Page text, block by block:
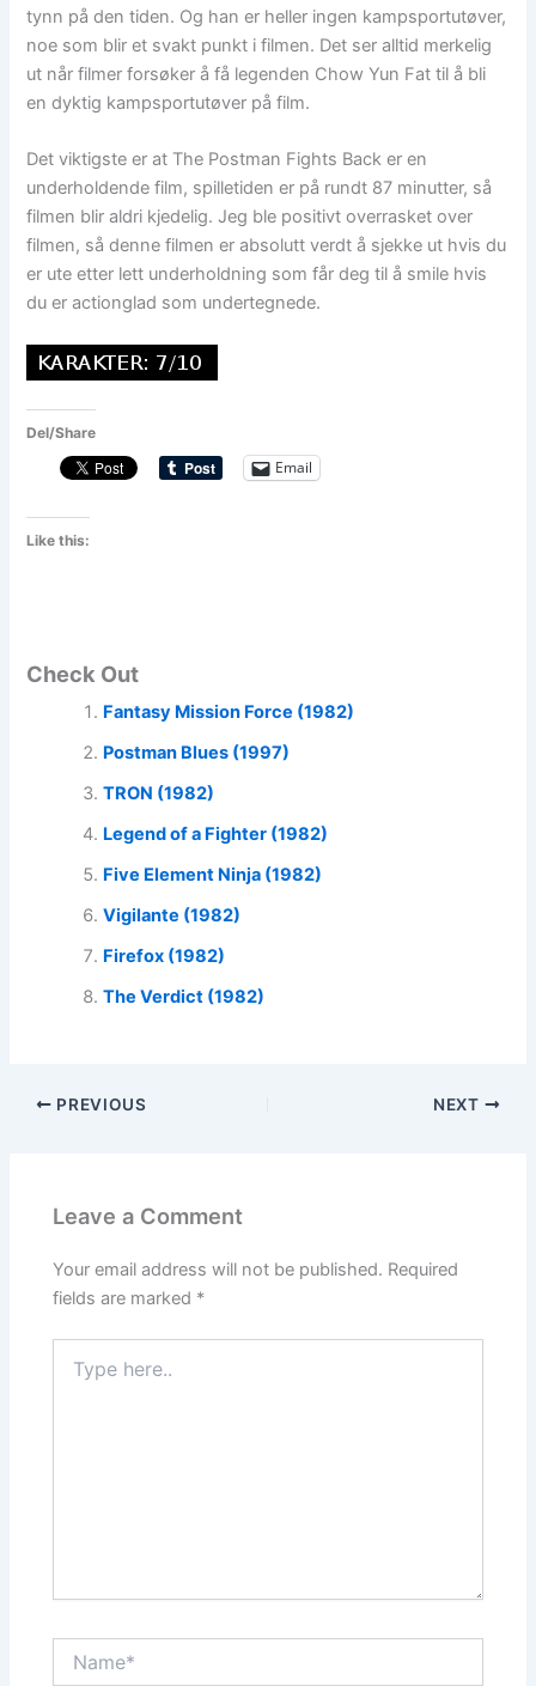
tynn på den tiden. Og han er heller ingen kampsportutøver,
noe som blir et svakt punkt i filmen. Det ser alltid merkelig
ut når filmer forsøker å få legenden Chow Yun Fat til å bli
en dyktig kampsportutøver på film.
Det viktigste er at The Postman Fights Back er en
underholdende film, spilletiden er på rundt 87 minutter, så
filmen blir aldri kjedelig. Jeg ble positivt overrasket over
filmen, så denne filmen er absolutt verdt å sjekke ut hvis du
er ute etter lett underholdning som får deg til å smile hvis
du er actionglad som undertegnede.
Del/Share
Email
Like this:
Check Out
Fantasy Mission Force (1982)
Postman Blues (1997)
TRON (1982)
Legend of a Fighter (1982)
Five Element Ninja (1982)
Vigilante (1982)
Firefox (1982)
The Verdict (1982)
PREVIOUS NEXT
Leave a Comment
Your email address will not be published. Required
fields are marked *
here..